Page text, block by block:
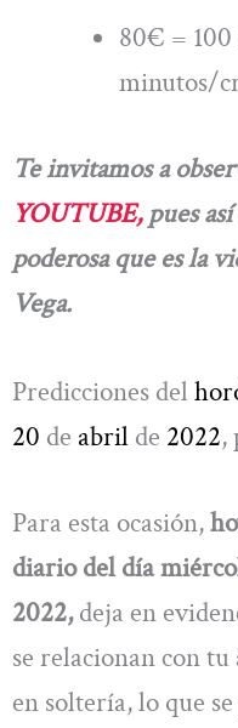
80€ =
minutos/
Te invitamos a
YOUTUBE,pues
poderosa que es la
Vega.
Predicciones del
20 de abril de 2022,
Para esta ocasión,
diario del día
2022,deja en
se relacionan con
en soltería, lo que